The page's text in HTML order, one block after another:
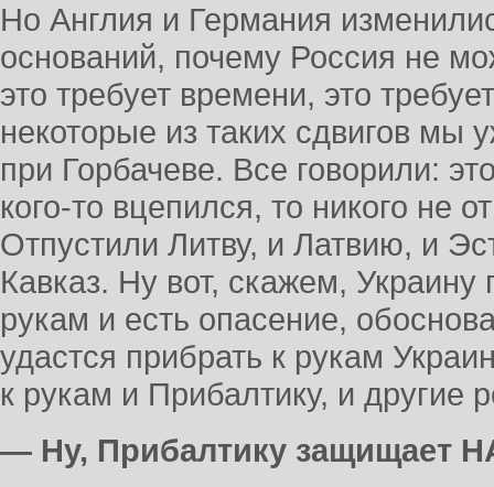
Но Англия и Германия
оснований, почему Россия не
это требует времени, это
некоторые из таких сдвигов
при Горбачеве. Все говорили:
кого-то вцепился, то никого не
Отпустили Литву, и Латвию, и
Кавказ. Ну вот, скажем, Украину
рукам и есть опасение,
удастся прибрать к рукам
к рукам и Прибалтику, и другие
— Ну, Прибалтику защищает